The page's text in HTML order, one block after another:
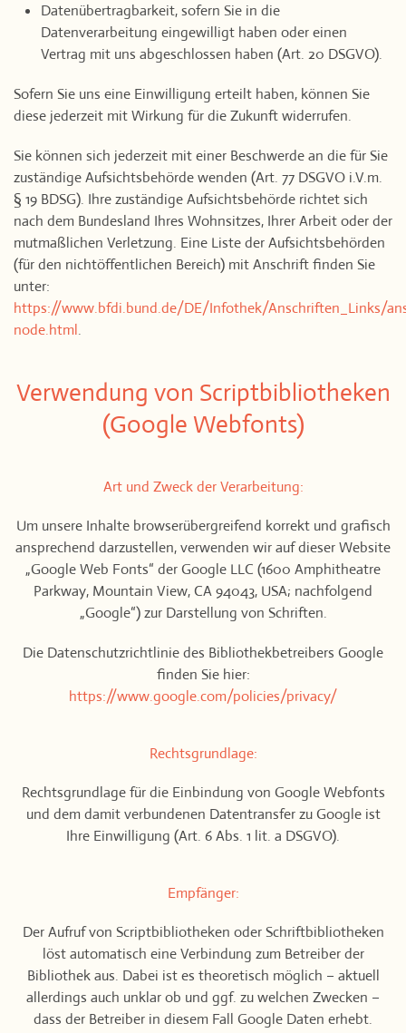
Datenübertragbarkeit, sofern Sie in die
Datenverarbeitung eingewilligt haben oder einen
Vertrag mit uns abgeschlossen haben (Art. 20 DSGVO).
Sofern Sie uns eine Einwilligung erteilt haben, können Sie
diese jederzeit mit Wirkung für die Zukunft widerrufen.
Sie können sich jederzeit mit einer Beschwerde an die für Sie
zuständige Aufsichtsbehörde wenden (Art. 77 DSGVO i.V.m.
§ 19 BDSG). Ihre zuständige Aufsichtsbehörde richtet sich
nach dem Bundesland Ihres Wohnsitzes, Ihrer Arbeit oder der
mutmaßlichen Verletzung. Eine Liste der Aufsichtsbehörden
(für den nichtöffentlichen Bereich) mit Anschrift finden Sie
unter:
https://www.bfdi.bund.de/DE/Infothek/Anschriften_Links/
node.html.
Verwendung von Scriptbibliotheken
(Google Webfonts)
Art und Zweck der Verarbeitung:
Um unsere Inhalte browserübergreifend korrekt und grafisch
ansprechend darzustellen, verwenden wir auf dieser Website
„Google Web Fonts“ der Google LLC (1600 Amphitheatre
Parkway, Mountain View, CA 94043, USA; nachfolgend
„Google“) zur Darstellung von Schriften.
Die Datenschutzrichtlinie des Bibliothekbetreibers Google
finden Sie hier:
https://www.google.com/policies/privacy/
Rechtsgrundlage:
Rechtsgrundlage für die Einbindung von Google Webfonts
und dem damit verbundenen Datentransfer zu Google ist
Ihre Einwilligung (Art. 6 Abs. 1 lit. a DSGVO).
Empfänger:
Der Aufruf von Scriptbibliotheken oder Schriftbibliotheken
löst automatisch eine Verbindung zum Betreiber der
Bibliothek aus. Dabei ist es theoretisch möglich – aktuell
allerdings auch unklar ob und ggf. zu welchen Zwecken –
dass der Betreiber in diesem Fall Google Daten erhebt.